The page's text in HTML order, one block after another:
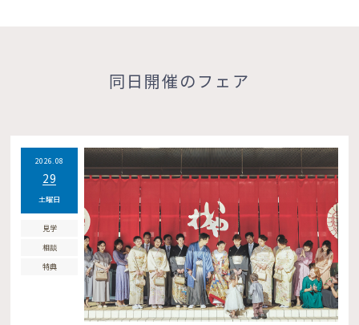
同日開催のフェア
2026.08
29
土曜日
見学
相談
特典